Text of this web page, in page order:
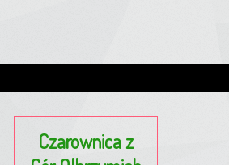
Czarownica z